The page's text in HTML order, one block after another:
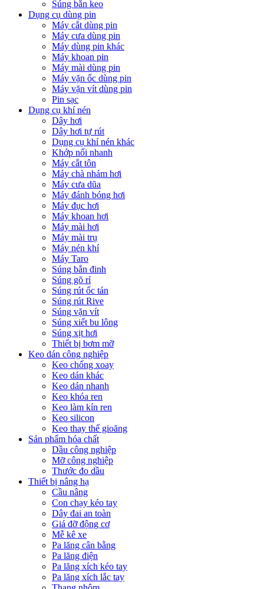
Súng bắn keo
Dụng cụ dùng pin
Máy cắt dùng pin
Máy cưa dùng pin
Máy dùng pin khác
Máy khoan pin
Máy mài dùng pin
Máy vặn ốc dùng pin
Máy vặn vít dùng pin
Pin sạc
Dụng cụ khí nén
Dây hơi
Dây hơi tự rút
Dụng cụ khí nén khác
Khớp nối nhanh
Máy cắt tôn
Máy chà nhám hơi
Máy cưa dũa
Máy đánh bóng hơi
Máy đục hơi
Máy khoan hơi
Máy mài hơi
Máy mài trụ
Máy nén khí
Máy Taro
Súng bắn đinh
Súng gõ rỉ
Súng rút ốc tán
Súng rút Rive
Súng vặn vít
Súng xiết bu lông
Súng xịt hơi
Thiết bị bơm mỡ
Keo dán công nghiệp
Keo chống xoay
Keo dán khác
Keo dán nhanh
Keo khóa ren
Keo làm kín ren
Keo silicon
Keo thay thế gioăng
Sản phẩm hóa chất
Dầu công nghiệp
Mỡ công nghiệp
Thước đo dầu
Thiết bị nâng hạ
Cầu nâng
Con chạy kéo tay
Dây đai an toàn
Giá đỡ động cơ
Mễ kê xe
Pa lăng cân bằng
Pa lăng điện
Pa lăng xích kéo tay
Pa lăng xích lắc tay